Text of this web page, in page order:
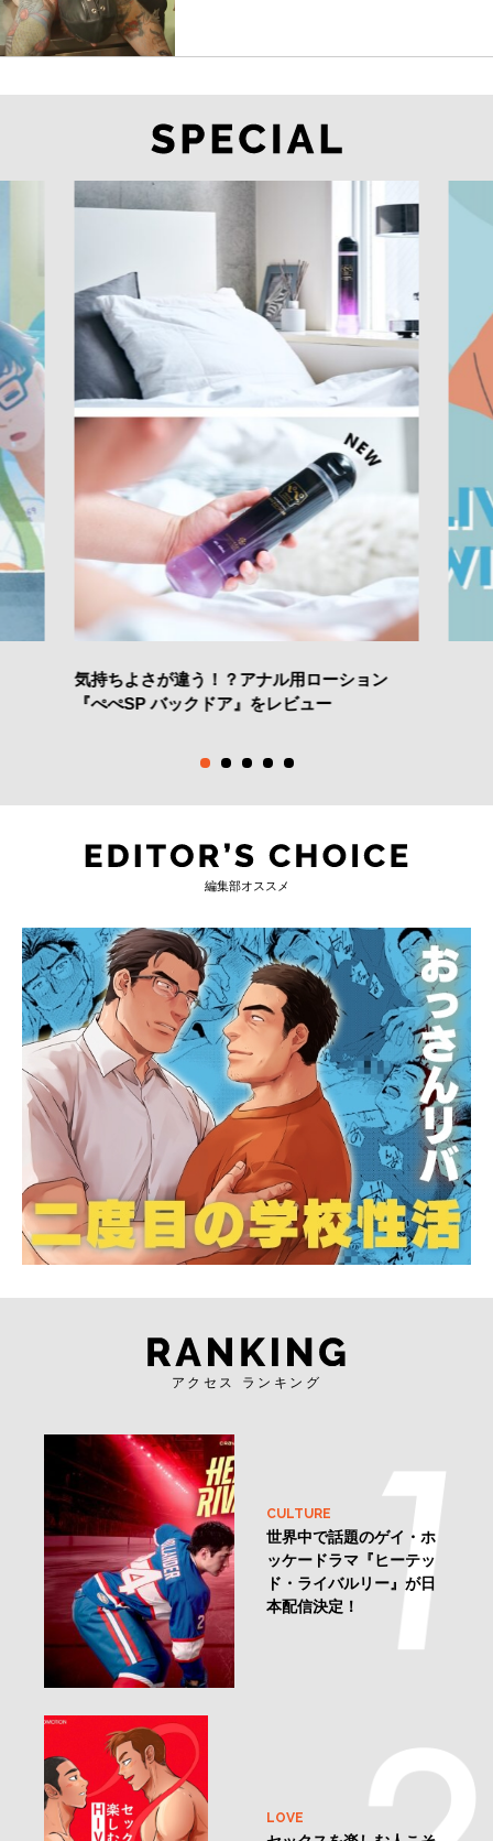
気持ちよさが違う！？アナル用ローション
『ぺぺSP バックドア』をレビュー
編集部オススメ
アクセス ランキング
CULTURE
世界中で話題のゲイ・ホ
ッケードラマ『ヒーテッ
ド・ライバルリー』が日
本配信決定！
LOVE